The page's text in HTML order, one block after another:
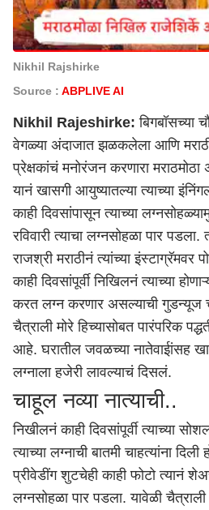
Nikhil Rajshirke
Source : ABPLIVE AI
Nikhil Rajeshirke: बिगबॉसच्या
वेगळ्या अंदाजात झळकलेला आणि
प्रेक्षकांचं मनोरंजन करणारा मराठमोठा
यानं खासगी आयुष्यातल्या त्याच्या
काही दिवसांपासून त्याच्या
रविवारी त्याचा लग्नसोहळा पार पडला.
राजश्री मराठीनं त्यांच्या इंस्टाग्रॅमवर
काही दिवसांपूर्वी निखिलनं त्याच्या
करत लग्न करणार असल्याची गुडन्यूज
चैत्राली मोरे हिच्यासोबत पारंपरिक
आहे. घरातील जवळच्या नातेवाईांसह खास
लग्नाला हजेरी लावल्याचं दिसलं.
चाहूल नव्या नात्याची..
निखीलनं काही दिवसांपूर्वी त्याच्या
त्याच्या लग्नाची बातमी चाहत्यांना
प्रीवेडींग शुटचेही काही फोटो त्यानं
लग्नसोहळा पार पडला. यावेळी चैत्राली